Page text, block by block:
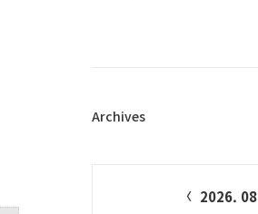
플
Archives
2026. 08